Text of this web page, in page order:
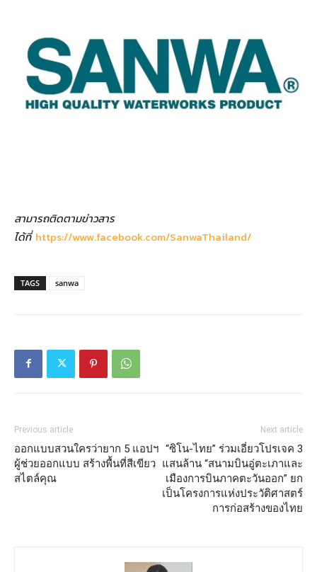
สามารถติดตามข่าวสาร
ได้ที่ https://www.facebook.com/SanwaThailand/
TAGS sanwa
Previous article
ออกแบบสวนใครว่ายาก 5 แอปฯ
ผู้ช่วยออกแบบ สร้างพื้นที่สีเขียว
สไตล์คุณ
Next article
“ซิโน-ไทย” ร่วมเอี่ยวโปรเจค 3
แสนล้าน “สนามบินอู่ตะเภาและ
เมืองการบินภาคตะวันออก” ยก
เป็นโครงการแห่งประวัติศาสตร์
การก่อสร้างของไทย